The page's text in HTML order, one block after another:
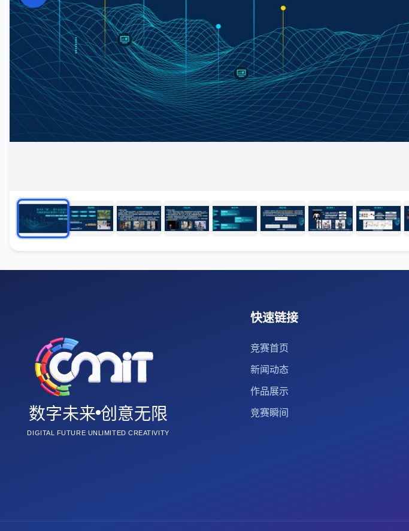
数字未来 创意无限
DIGITAL FUTURE UNLIMITED CREATIVITY
快速链接
竞赛首页
新闻动态
作品展示
竞赛瞬间